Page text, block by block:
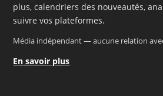
plus, calendriers des nouveautés,
suivre vos plateformes.
Média indépendant — aucune relation
En savoir plus